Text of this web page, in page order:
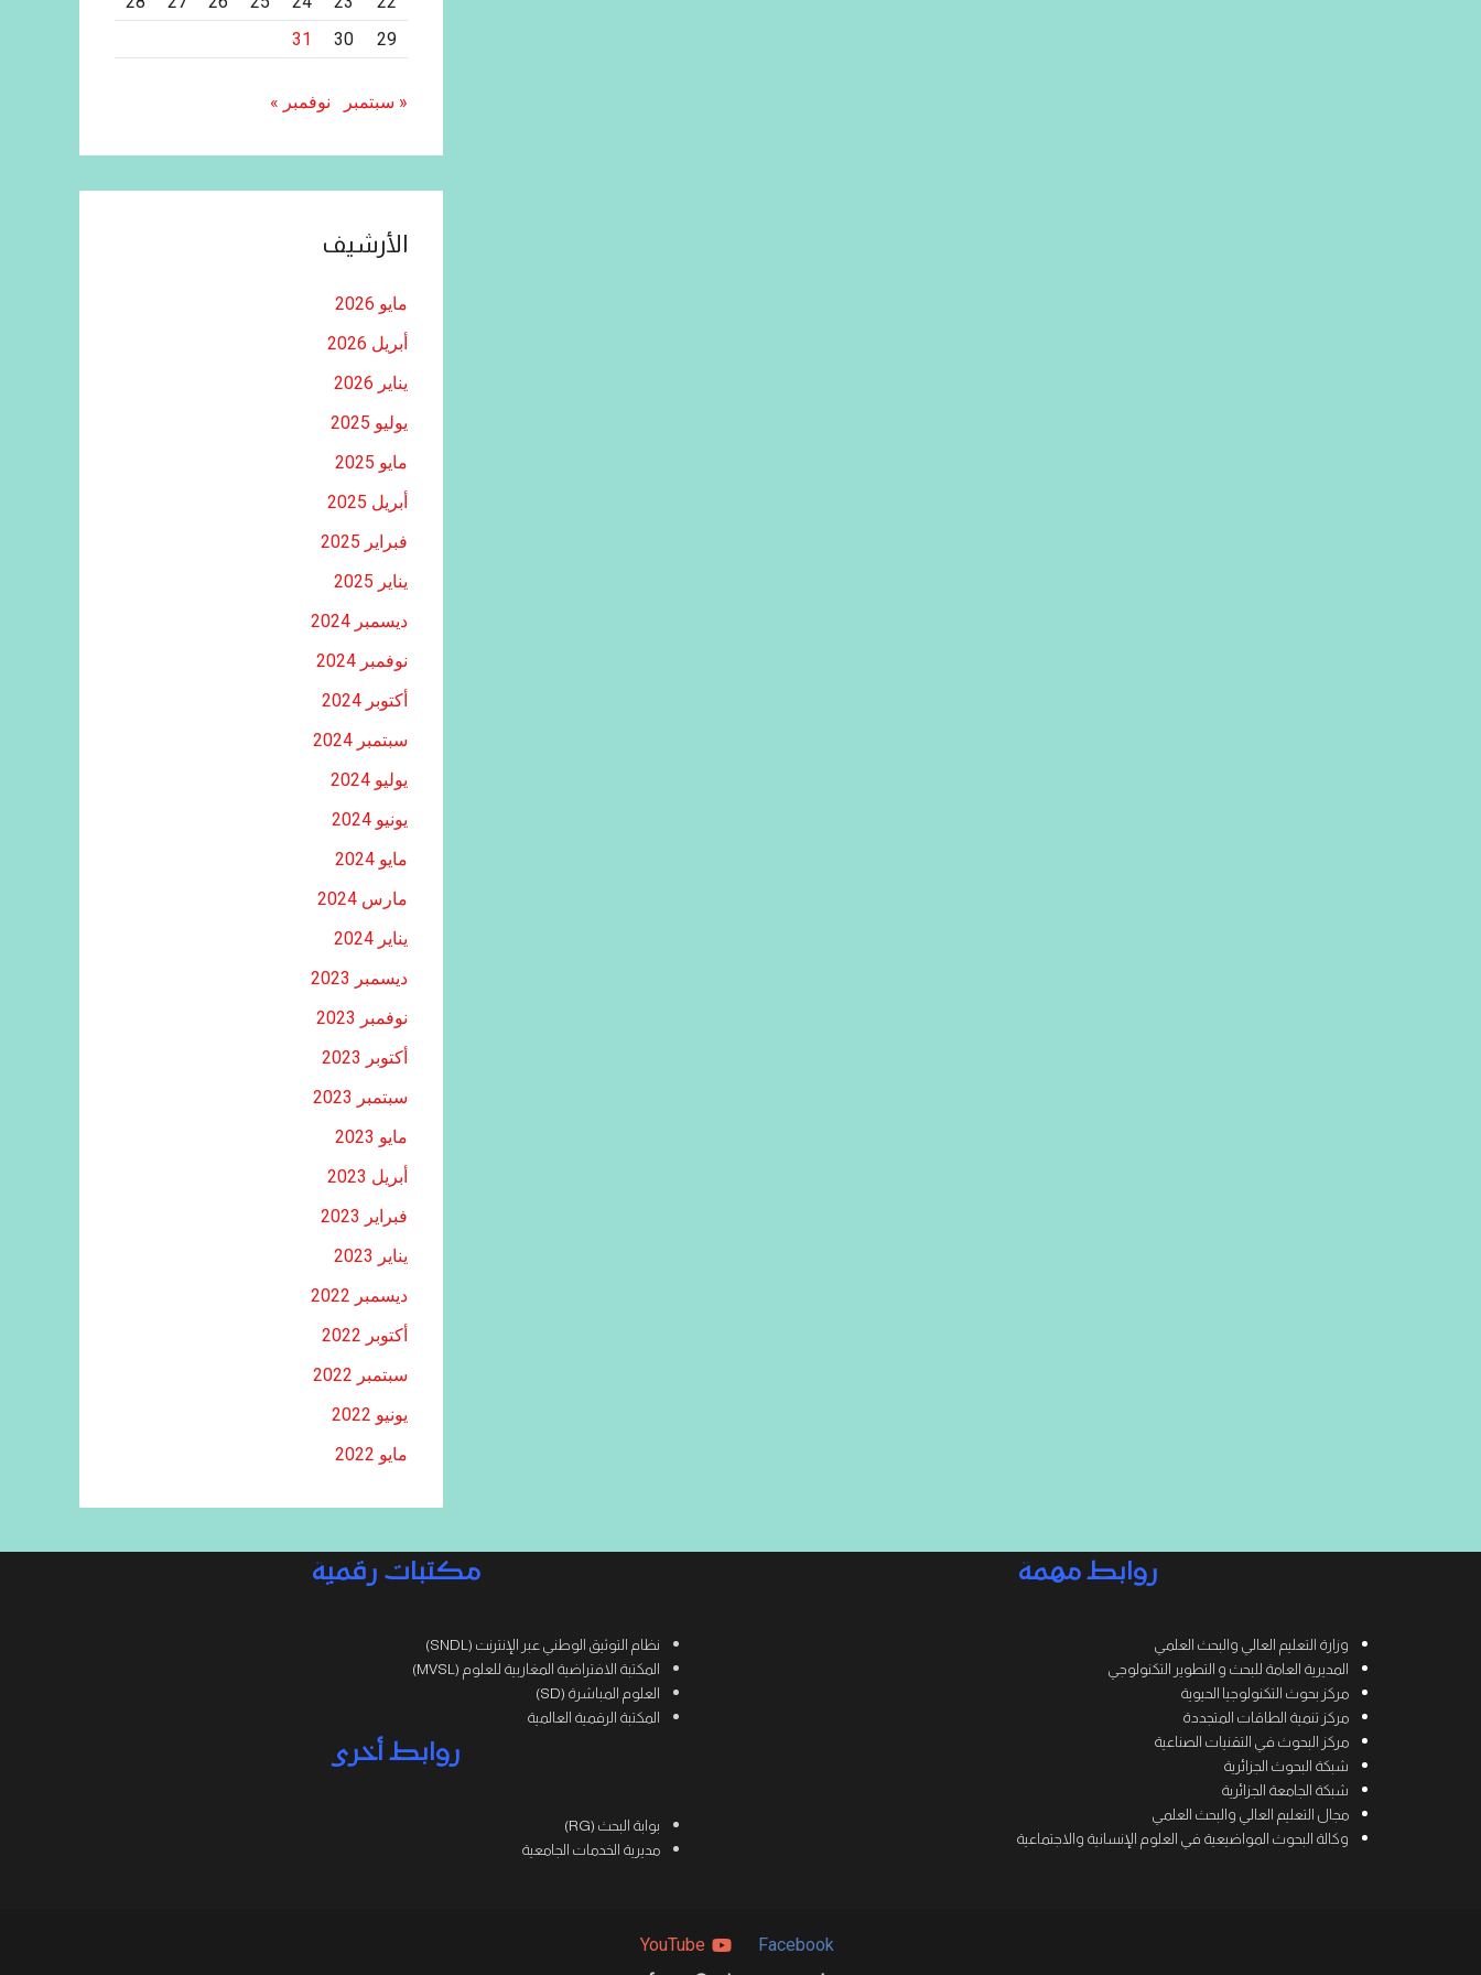
29
30
31
« سبتمبر نوفمبر »
الأرشيف
مايو 2026
أبريل 2026
يناير 2026
يوليو 2025
مايو 2025
أبريل 2025
فبراير 2025
يناير 2025
ديسمبر 2024
نوفمبر 2024
أكتوبر 2024
سبتمبر 2024
يوليو 2024
يونيو 2024
مايو 2024
مارس 2024
يناير 2024
ديسمبر 2023
نوفمبر 2023
أكتوبر 2023
سبتمبر 2023
مايو 2023
أبريل 2023
فبراير 2023
يناير 2023
ديسمبر 2022
أكتوبر 2022
سبتمبر 2022
يونيو 2022
مايو 2022
روابط مهمة
وزارة التعليم العالي والبحث العلمي
المديرية العامة للبحث و التطوير التكنولوجي
مركز بحوث التكنولوجيا الحيوية
مركز تنمية الطاقات المتجددة
مركز البحوث في التقنيات الصناعية
شبكة البحوث الجزائرية
شبكة الجامعة الجزائرية
مجال التعليم العالي والبحث العلمي
وكالة البحوث المواضيعية في العلوم الإنسانية والاجتماعية
مكتبات رقمية
نظام التوثيق الوطني عبر الإنترنت (SNDL)
المكتبة الافتراضية المغاربية للعلوم (MVSL)
العلوم المباشرة (SD)
المكتبة الرقمية العالمية
روابط أخرى
بوابة البحث (RG)
مديرية الخدمات الجامعية
Facebook
YouTube